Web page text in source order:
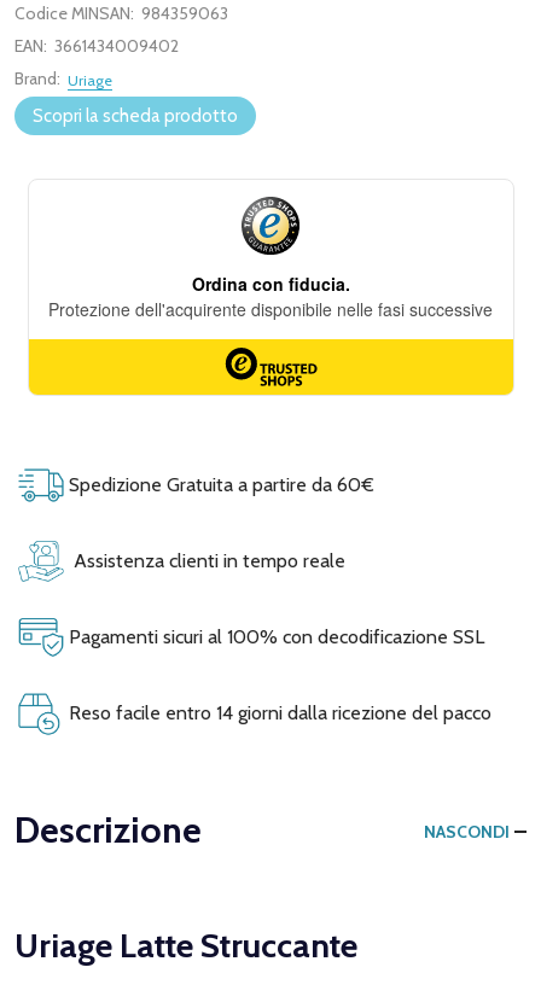
Codice MINSAN: 984359063
EAN: 3661434009402
Brand: Uriage
Scopri la scheda prodotto
Spedizione Gratuita a partire da 60€
Assistenza clienti in tempo reale
Pagamenti sicuri al 100% con decodificazione SSL
Reso facile entro 14 giorni dalla ricezione del pacco
Descrizione NASCONDI
Uriage Latte Struccante